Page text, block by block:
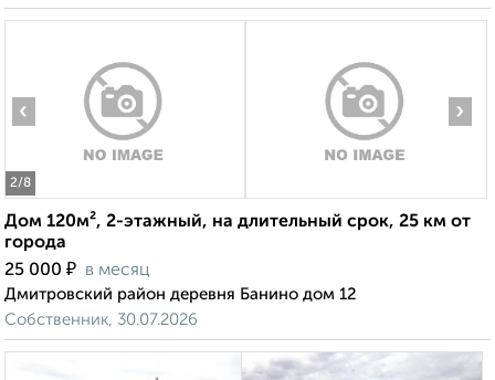
2/8
‹ ›
Дом 120м², 2-этажный, на длительный срок, 25 км от
города
25 000 ₽ в месяц
Дмитровский район деревня Банино дом 12
Собственник, 30.07.2026